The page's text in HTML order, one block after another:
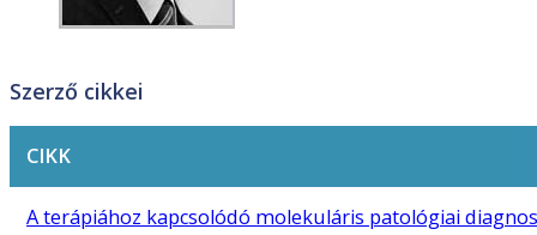
Szerző cikkei
CIKK
A terápiához kapcsolódó molekuláris patológiai